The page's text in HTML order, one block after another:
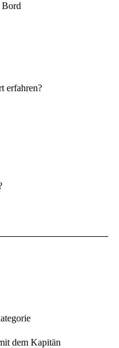
Bord
erfahren?
dem Kapitän